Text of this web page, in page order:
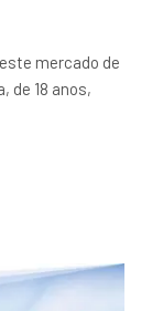
mercado de
de 18 anos,